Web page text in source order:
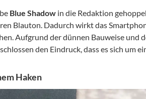
Blue Shadow in die Redaktion
Blauton. Dadurch wirkt das
Aufgrund der dünnen Bauweise und
den Eindruck, dass es sich um
Haken